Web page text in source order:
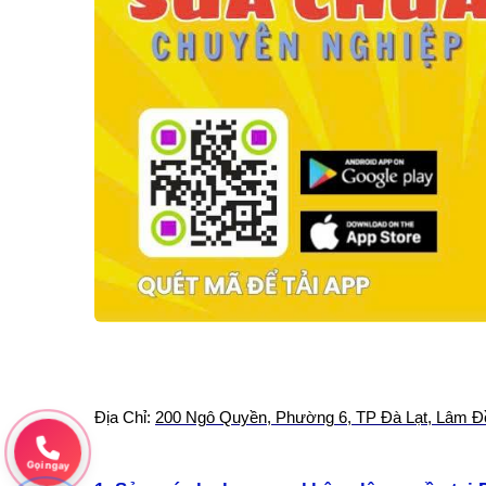
Địa Chỉ: 200 Ngô Quyền, Phường 6, TP Đà Lạt, Lâm
Gọi ngay